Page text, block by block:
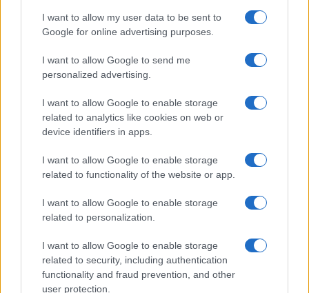
I want to allow my user data to be sent to
Google for online advertising purposes.
I want to allow Google to send me
personalized advertising.
I want to allow Google to enable storage
related to analytics like cookies on web or
device identifiers in apps.
I want to allow Google to enable storage
related to functionality of the website or app.
I want to allow Google to enable storage
related to personalization.
I want to allow Google to enable storage
related to security, including authentication
functionality and fraud prevention, and other
user protection.
Continua a leggere